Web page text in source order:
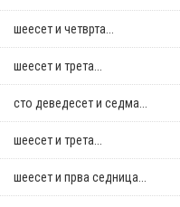
шеесет и четврта...
шеесет и трета...
сто деведесет и седма...
шеесет и трета...
шеесет и прва седница...